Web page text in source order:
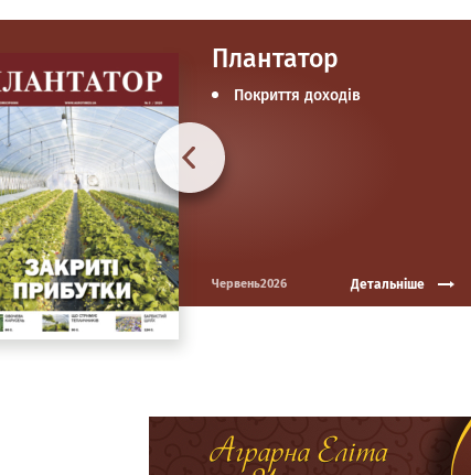
Плантатор
Покриття доходів
Червень2026 Детальніше